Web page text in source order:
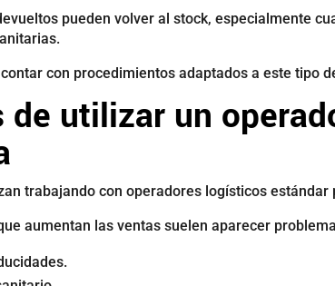
pueden volver al stock, especialmente
con procedimientos adaptados a este tipo
de utilizar un
trabajando con operadores logísticos
aumentan las ventas suelen aparecer